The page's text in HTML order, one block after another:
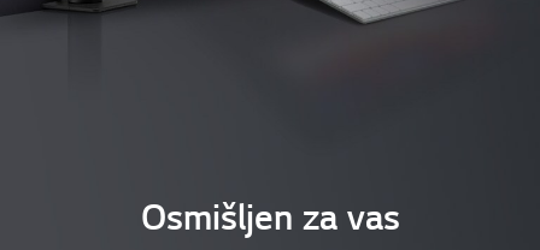
Osmišljen za vas